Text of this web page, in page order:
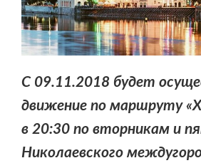
С 09.11.2018 будет
движение по маршруту
в 20:30 по вторникам и
Николаевского